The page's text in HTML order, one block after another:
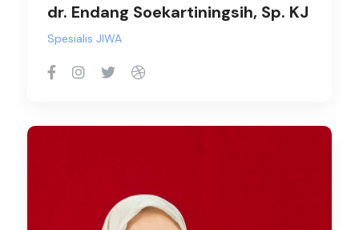
dr. Endang Soekartiningsih, Sp. KJ
Spesialis JIWA